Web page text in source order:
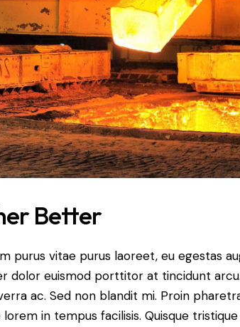
Better
purus vitae purus laoreet, eu egestas
dolor euismod porttitor at tincidunt
ac. Sed non blandit mi. Proin
lorem in tempus facilisis. Quisque